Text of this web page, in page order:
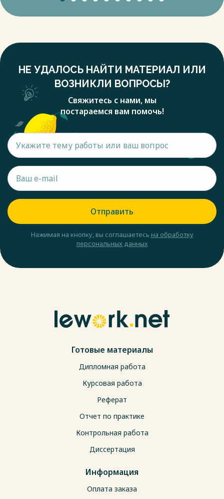
НЕ УДАЛОСЬ НАЙТИ МАТЕРИАЛ ИЛИ
ВОЗНИКЛИ ВОПРОСЫ?
Свяжитесь с нами, мы
постараемся вам помочь!
Отправить
Нажимая на кнопку, вы соглашаетесь на обработку
персональных данных
Готовые материалы
Дипломная работа
Курсовая работа
Реферат
Отчет по практике
Контрольная работа
Диссертация
Информация
Оплата заказа